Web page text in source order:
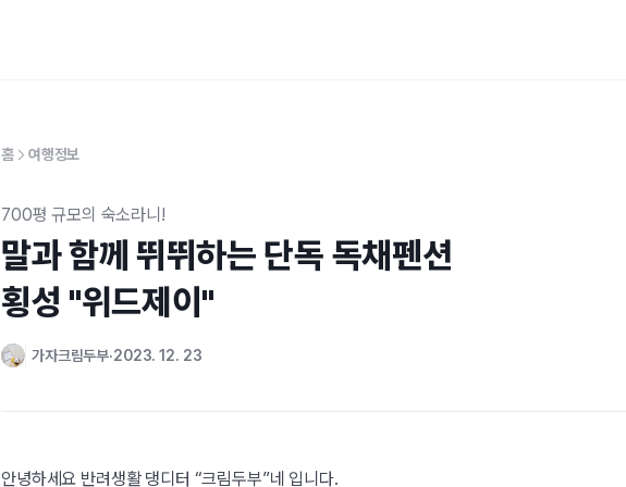
홈 여행정보
700평 규모의 숙소라니!
말과 함께 뛰뛰하는 단독 독채펜션
횡성 "위드제이"
가자크림두부 2023. 12. 23
안녕하세요 반려생활 댕디터 “크림두부”네 입니다.